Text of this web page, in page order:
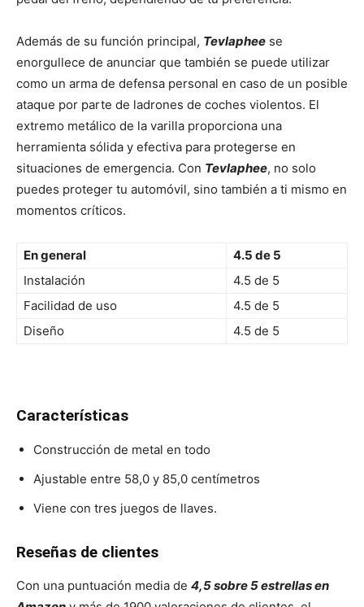
Además de su función principal, Tevlaphee se
enorgullece de anunciar que también se puede utilizar
como un arma de defensa personal en caso de un posible
ataque por parte de ladrones de coches violentos. El
extremo metálico de la varilla proporciona una
herramienta sólida y efectiva para protegerse en
situaciones de emergencia. Con Tevlaphee, no solo
puedes proteger tu automóvil, sino también a ti mismo en
momentos críticos.
En general
4.5 de 5
Instalación
4.5 de 5
Facilidad de uso
4.5 de 5
Diseño
4.5 de 5
Características
Construcción de metal en todo
Ajustable entre 58,0 y 85,0 centímetros
Viene con tres juegos de llaves.
Reseñas de clientes
Con una puntuación media de 4,5 sobre 5 estrellas en